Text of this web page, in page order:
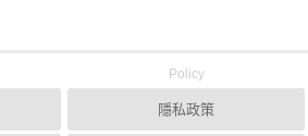
Policy
隱私政策